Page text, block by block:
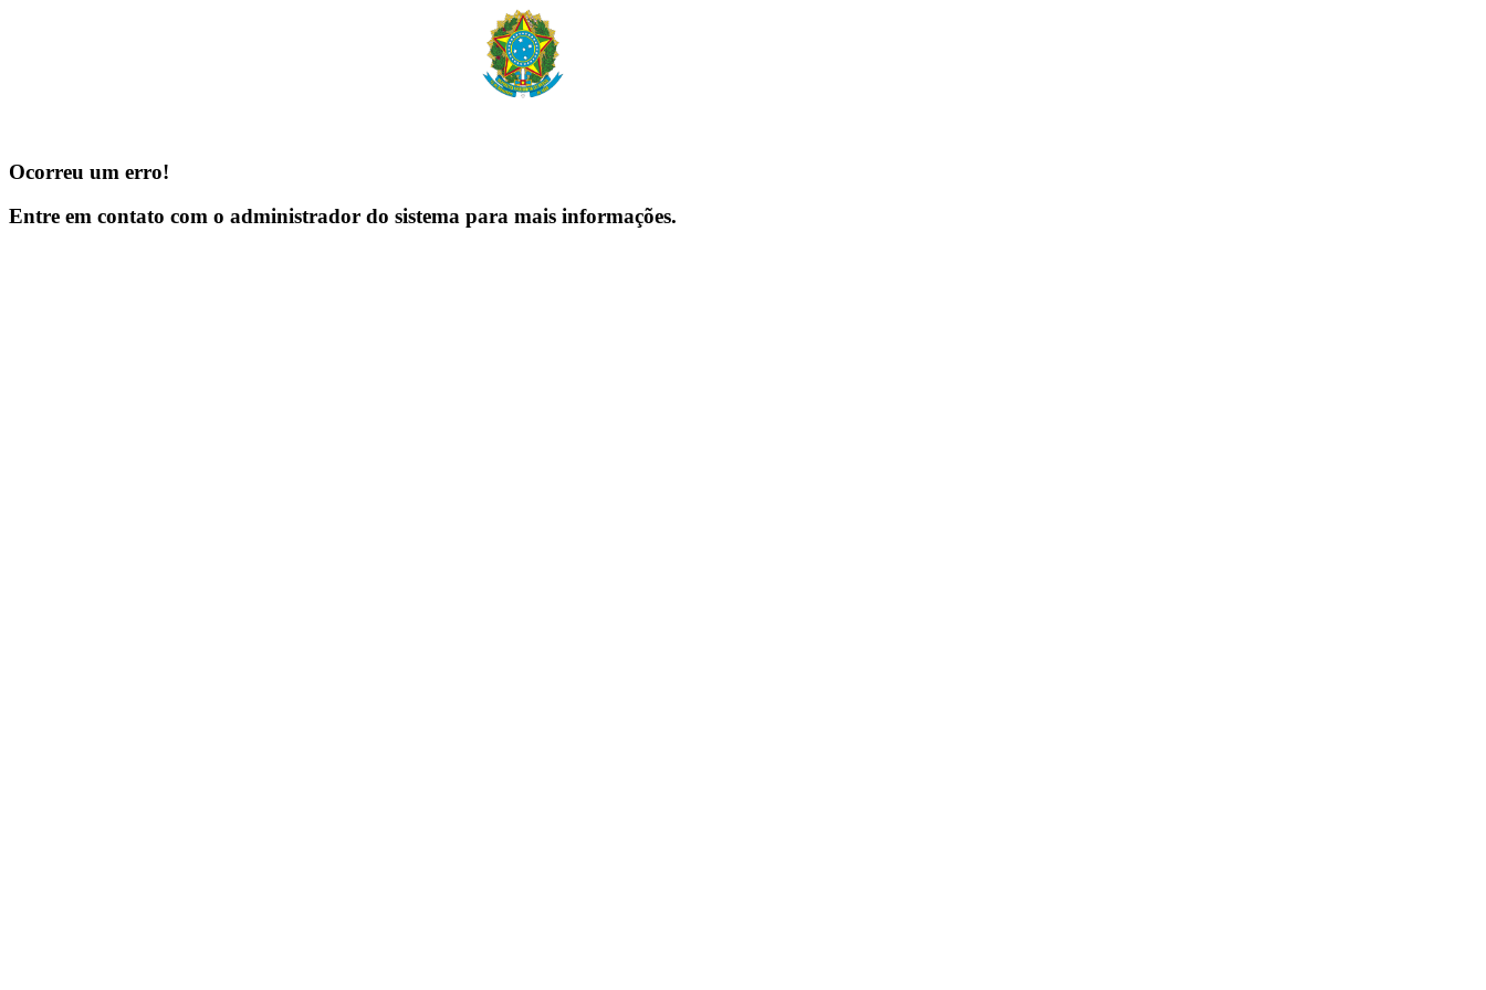
Ocorreu um erro!
Entre em contato com o administrador do sistema para mais informações.